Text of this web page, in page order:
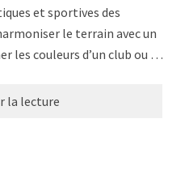
et sportives des
le terrain avec un
les couleurs d’un club ou …
la lecture